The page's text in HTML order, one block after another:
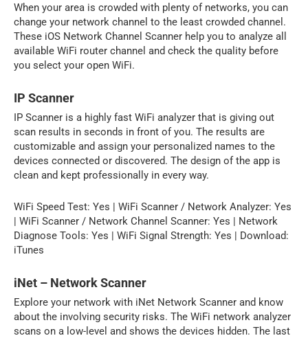
When your area is crowded with plenty of networks, you can
change your network channel to the least crowded channel.
These iOS Network Channel Scanner help you to analyze all
available WiFi router channel and check the quality before
you select your open WiFi.
IP Scanner
IP Scanner is a highly fast WiFi analyzer that is giving out
scan results in seconds in front of you. The results are
customizable and assign your personalized names to the
devices connected or discovered. The design of the app is
clean and kept professionally in every way.
WiFi Speed Test: Yes | WiFi Scanner / Network Analyzer: Yes
| WiFi Scanner / Network Channel Scanner: Yes | Network
Diagnose Tools: Yes | WiFi Signal Strength: Yes | Download:
iTunes
iNet – Network Scanner
Explore your network with iNet Network Scanner and know
about the involving security risks. The WiFi network analyzer
scans on a low-level and shows the devices hidden. The last